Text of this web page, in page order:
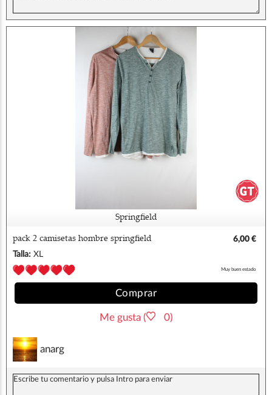
Springfield
pack 2 camisetas hombre springfield
6,00 €
Talla: XL
Muy buen estado
Comprar
Me gusta ( 0)
anarg